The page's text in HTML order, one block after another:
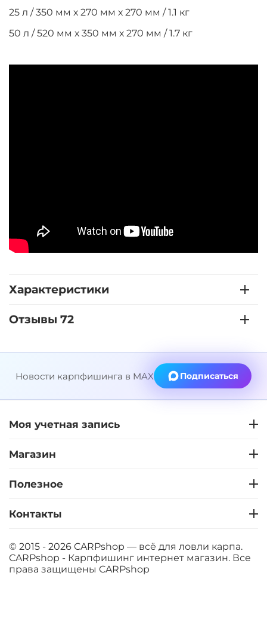
25 л / 350 мм х 270 мм х 270 мм / 1.1 кг
50 л / 520 мм х 350 мм х 270 мм / 1.7 кг
Характеристики
Отзывы 72
Новости карпфишинга в MAX Подписаться
Моя учетная запись
Магазин
Полезное
Контакты
© 2015 - 2026 CARPshop — всё для ловли карпа.
CARPshop - Карпфишинг интернет магазин. Все
права защищены CARPshop